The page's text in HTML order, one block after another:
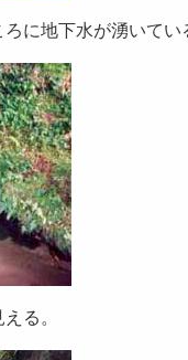
に地下水が湧いてい
る。